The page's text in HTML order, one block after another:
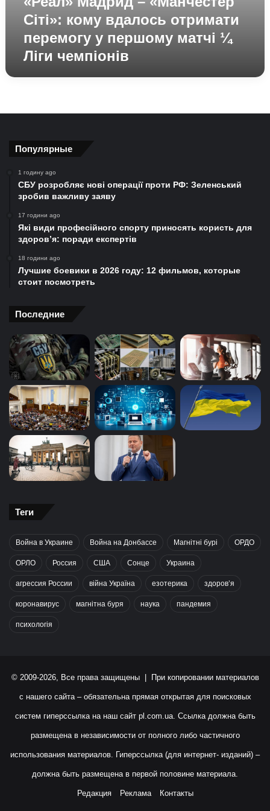
Сіті»: кому вдалось отримати
перемогу у першому матчі ¼
Ліги чемпіонів
Популярные
1 годину ago
СБУ розробляє нові операції проти РФ: Зеленський
зробив важливу заяву
17 години ago
Які види професійного спорту приносять користь для
здоров’я: поради експертів
18 години ago
Лучшие боевики в 2026 году: 12 фильмов, которые
стоит посмотреть
Последние
Теги
Война в Украине Война на Донбассе Магнітні бурі ОРДО
ОРЛО Россия США Сонце Украина
агрессия России війна Україна езотерика здоров’я
коронавирус магнітна буря наука пандемия
психологія
© 2009-2026, Все права защищены | При копировании материалов
с нашего сайта – обязательна прямая открытая для поисковых
систем гиперссылка на наш сайт pl.com.ua. Ссылка должна быть
размещена в независимости от полного либо частичного
использования материалов. Гиперссылка (для интернет- изданий) –
должна быть размещена в первой половине материала.
Редакция Реклама Контакты